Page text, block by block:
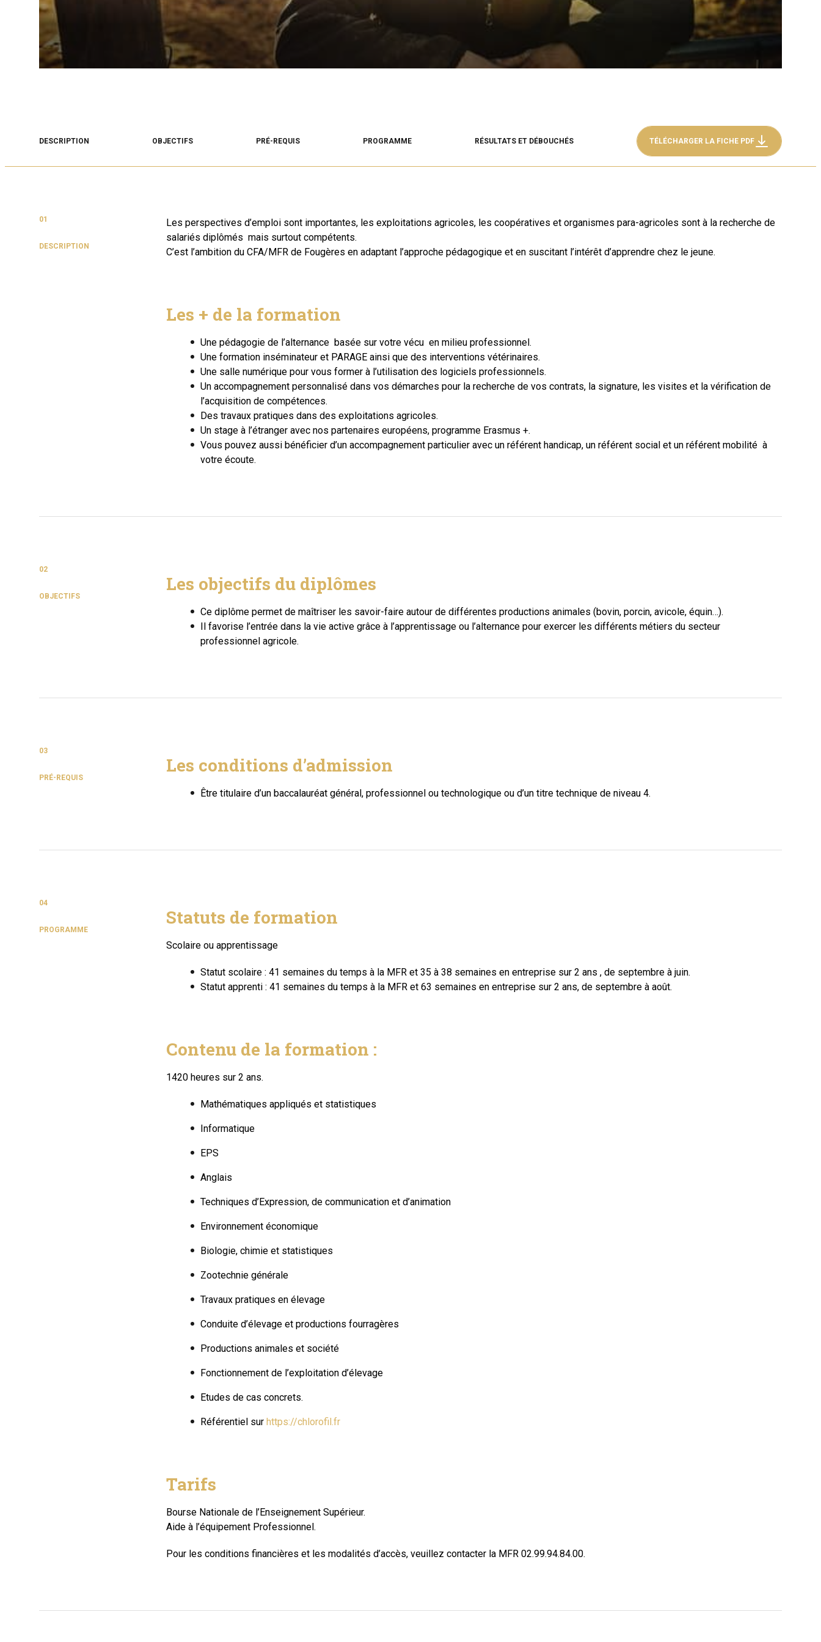
DESCRIPTION OBJECTIFS PRÉ-REQUIS PROGRAMME RÉSULTATS ET DÉBOUCHÉS TÉLÉCHARGER LA FICHE PDF
01
DESCRIPTION
Les perspectives d’emploi sont importantes, les exploitations agricoles, les coopératives et organismes para-agricoles sont à la recherche de
salariés diplômés mais surtout compétents.
C’est l’ambition du CFA/MFR de Fougères en adaptant l’approche pédagogique et en suscitant l’intérêt d’apprendre chez le jeune.
Les + de la formation
Une pédagogie de l’alternance basée sur votre vécu en milieu professionnel.
Une formation inséminateur et PARAGE ainsi que des interventions vétérinaires.
Une salle numérique pour vous former à l’utilisation des logiciels professionnels.
Un accompagnement personnalisé dans vos démarches pour la recherche de vos contrats, la signature, les visites et la vérification de
l’acquisition de compétences.
Des travaux pratiques dans des exploitations agricoles.
Un stage à l’étranger avec nos partenaires européens, programme Erasmus +.
Vous pouvez aussi bénéficier d’un accompagnement particulier avec un référent handicap, un référent social et un référent mobilité à
votre écoute.
02
OBJECTIFS
Les objectifs du diplômes
Ce diplôme permet de maîtriser les savoir-faire autour de différentes productions animales (bovin, porcin, avicole, équin…).
Il favorise l’entrée dans la vie active grâce à l’apprentissage ou l’alternance pour exercer les différents métiers du secteur
professionnel agricole.
03
PRÉ-REQUIS
Les conditions d’admission
Être titulaire d’un baccalauréat général, professionnel ou technologique ou d’un titre technique de niveau 4.
04
PROGRAMME
Statuts de formation
Scolaire ou apprentissage
Statut scolaire : 41 semaines du temps à la MFR et 35 à 38 semaines en entreprise sur 2 ans , de septembre à juin.
Statut apprenti : 41 semaines du temps à la MFR et 63 semaines en entreprise sur 2 ans, de septembre à août.
Contenu de la formation :
1420 heures sur 2 ans.
Mathématiques appliqués et statistiques
Informatique
EPS
Anglais
Techniques d’Expression, de communication et d’animation
Environnement économique
Biologie, chimie et statistiques
Zootechnie générale
Travaux pratiques en élevage
Conduite d’élevage et productions fourragères
Productions animales et société
Fonctionnement de l’exploitation d’élevage
Etudes de cas concrets.
Référentiel sur https://chlorofil.fr
Tarifs
Bourse Nationale de l’Enseignement Supérieur.
Aide à l’équipement Professionnel.
Pour les conditions financières et les modalités d’accès, veuillez contacter la MFR 02.99.94.84.00.